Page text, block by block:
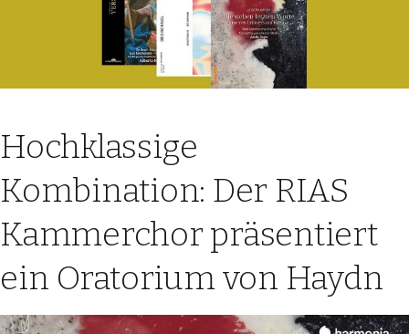
Hochklassige
Kombination: Der RIAS
Kammerchor präsentiert
ein Oratorium von Haydn